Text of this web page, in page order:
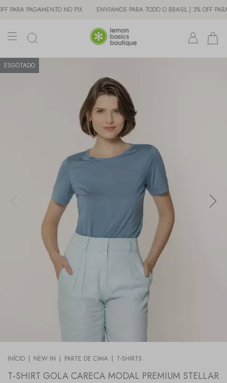
PAGAMENTO NO PIX ENVIAMOS PARA TODO O BRASIL | 3% OFF PARA
ESGOTADO
INÍCIO | NEW IN | PARTE DE CIMA | T-SHIRTS
T-SHIRT GOLA CARECA MODAL PREMIUM STELLAR